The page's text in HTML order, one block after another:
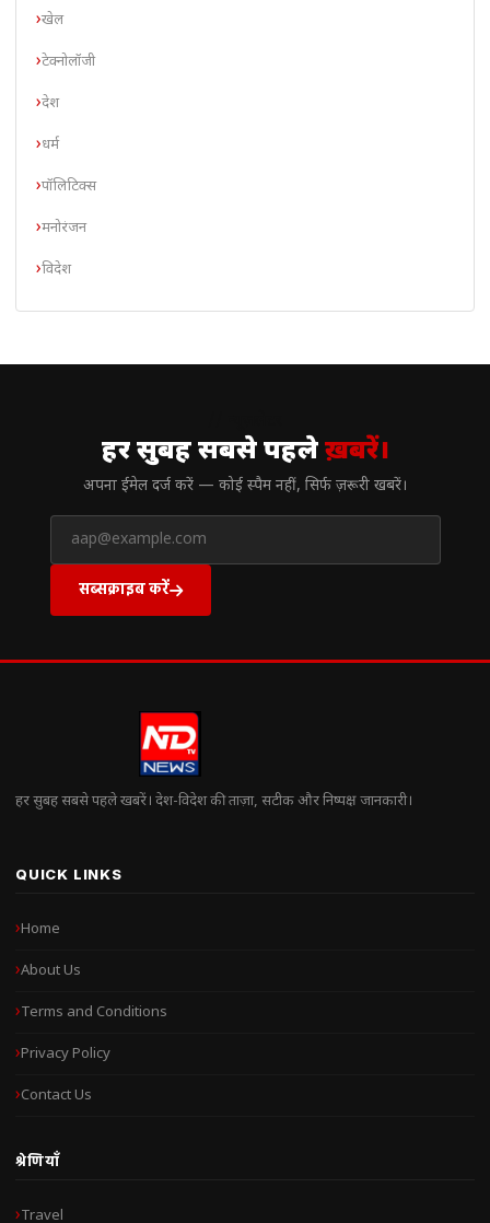
खेल
टेक्नोलॉजी
देश
धर्म
पॉलिटिक्स
मनोरंजन
विदेश
हर सुबह सबसे पहलेख़बरें।
अपना ईमेल दर्ज करें — कोई स्पैम नहीं, सिर्फ ज़रूरी खबरें।
सब्सक्राइब करें
हर सुबह सबसे पहले खबरें। देश-विदेश की ताज़ा, सटीक और निष्पक्ष जानकारी।
QUICK LINKS
Home
About Us
Terms and Conditions
Privacy Policy
Contact Us
श्रेणियाँ
Travel